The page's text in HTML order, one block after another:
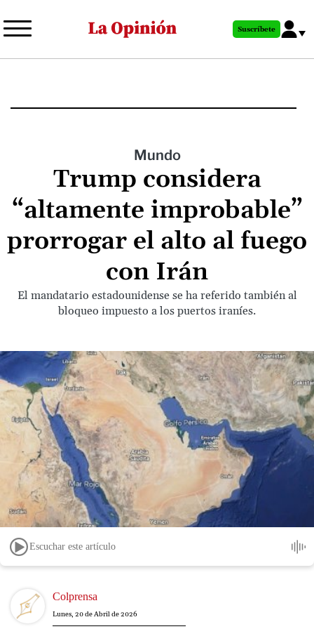
al
principal
Suscríbete
Mundo
Trump considera
“altamente improbable”
prorrogar el alto al fuego
con Irán
El mandatario estadounidense se ha referido también al
bloqueo impuesto a los puertos iraníes.
Escuchar este artículo
Image Colprensa
Lunes, 20 de Abril de 2026